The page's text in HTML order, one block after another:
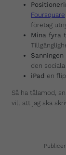
Foursquare
företag
Mina fyra
den
iPad en
Så ha tålamod,
vill att jag ska